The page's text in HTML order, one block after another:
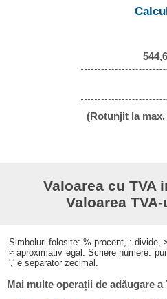
(Rotunjit la max.
Valoarea cu TVA
Valoarea
Simboluri folosite: % procent, : divide,
≈ aproximativ egal. Scriere numere:
',' e separator zecimal.
Mai multe operații de adăugare